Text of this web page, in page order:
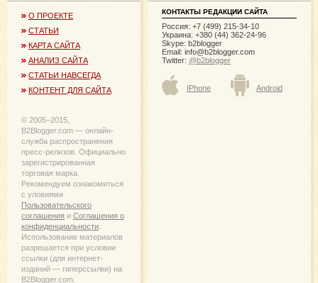
О ПРОЕКТЕ
СТАТЬИ
КАРТА САЙТА
АНАЛИЗ САЙТА
СТАТЬИ НАВСЕГДА
КОНТЕНТ ДЛЯ САЙТА
© 2005−2015,
B2Blogger.com — онлайн-
служба распространения
пресс-релизов. Официально
зарегистрированная
торговая марка.
Рекомендуем ознакомиться
с уловиями
Пользовательского
соглашения и Соглашения о
конфиденциальности
Использование материалов
разрешается при условии
ссылки (для интернет-
изданий — гиперссылки) на
B2Blogger.com.
КОНТАКТЫ РЕДАКЦИИ САЙТА
Россия: +7 (499) 215-34-10
Украина: +380 (44) 362-24-96
Skype: b2blogger
Email: info@b2blogger.com
Twitter: @b2blogger
IPhone Android